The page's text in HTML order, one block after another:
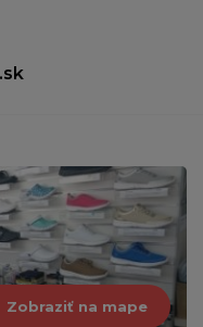
Zobraziť na mape